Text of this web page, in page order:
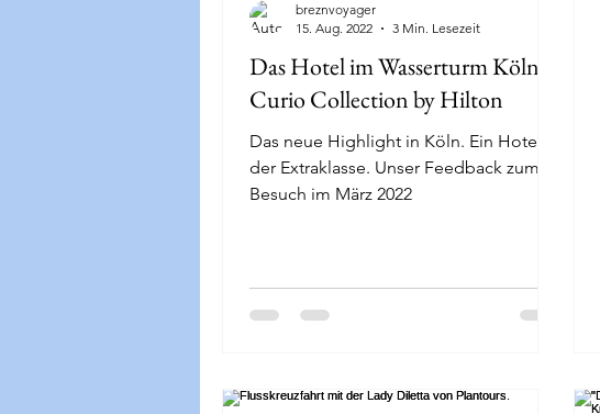
Das Hotel im Wasserturm Köln -
Curio Collection by Hilton
Das neue Highlight in Köln. Ein Hotel
der Extraklasse. Unser Feedback zum
Besuch im März 2022
breznvoyager
15. Aug. 2022
3 Min. Lesezeit